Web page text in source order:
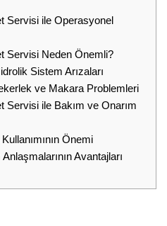
Servisi ile Operasyonel
Servisi Neden Önemli?
Sistem Arızaları
ve Makara Problemleri
Servisi ile Bakım ve Onarım
Önemi
Avantajları